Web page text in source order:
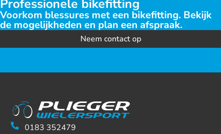
Professionele bikefitting
Voorkom blessures met een bikefitting. Bekijk
de mogelijkheden en plan een afspraak.
Neem contact op
0183 352479